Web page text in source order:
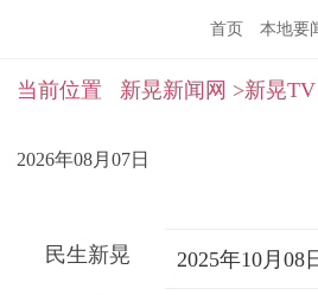
首页 本地要
当前位置 新晃新闻网 >新晃TV
2026年08月07日
民生新晃 2025年10月08